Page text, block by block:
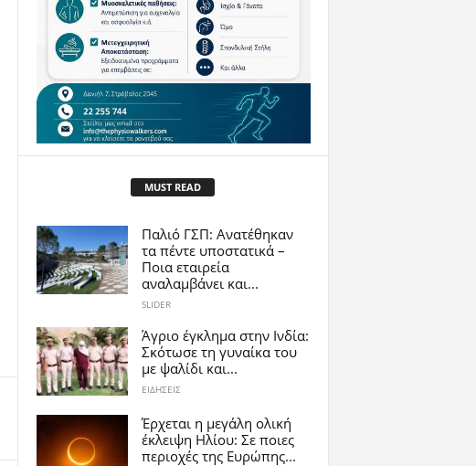
MUST READ
Παλιό ΓΣΠ: Ανατέθηκαν
τα πέντε υποστατικά –
Ποια εταιρεία
αναλαμβάνει και...
SLIDER
Άγριο έγκλημα στην Ινδία:
Σκότωσε τη γυναίκα του
με ψαλίδι και...
ΕΙΔΗΣΕΙΣ
Έρχεται η μεγάλη ολική
έκλειψη Ηλίου: Σε ποιες
περιοχές της Ευρώπης...